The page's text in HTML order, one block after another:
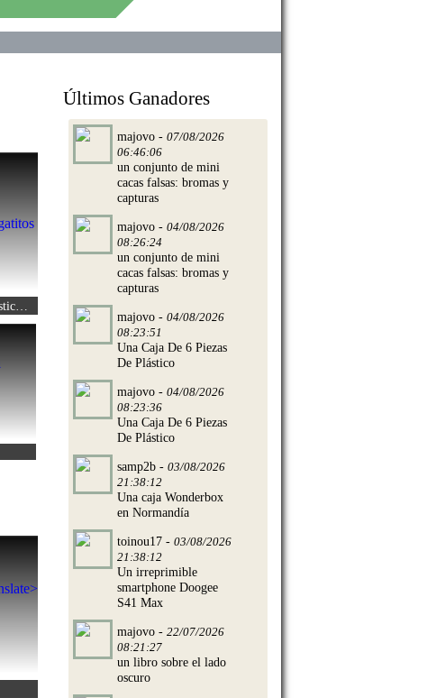
Últimos Ganadores
majovo - 07/08/2026
06:46:06
un conjunto de mini
cacas falsas: bromas y
capturas
majovo - 04/08/2026
08:26:24
un conjunto de mini
cacas falsas: bromas y
capturas
majovo - 04/08/2026
08:23:51
Una Caja De 6 Piezas
De Plástico
majovo - 04/08/2026
08:23:36
Una Caja De 6 Piezas
De Plástico
samp2b - 03/08/2026
21:38:12
Una caja Wonderbox
en Normandía
toinou17 - 03/08/2026
21:38:12
Un irreprimible
smartphone Doogee
S41 Max
majovo - 22/07/2026
08:21:27
un libro sobre el lado
oscuro